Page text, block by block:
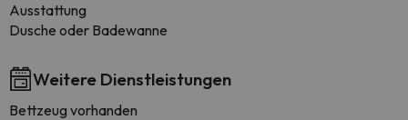
Ausstattung
Dusche oder Badewanne
Weitere Dienstleistungen
Bettzeug vorhanden